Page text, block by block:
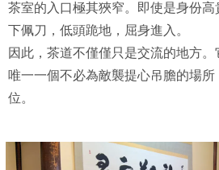
茶室的入口極其狹窄。即使是身份
下佩刀，低頭跪地，屈身進入。
因此，茶道不僅僅只是交流的地方
唯一一個不必為敵襲提心吊膽的場
位。